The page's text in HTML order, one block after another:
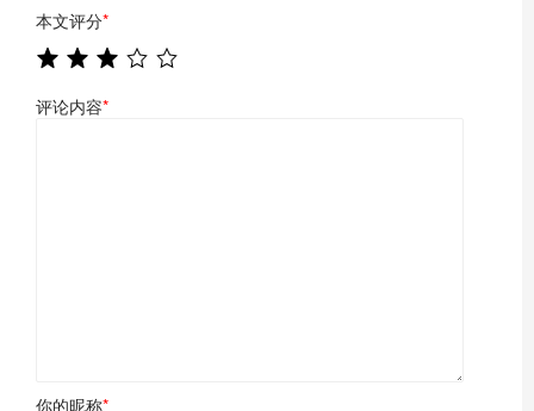
本文评分*
评论内容*
你的昵称*